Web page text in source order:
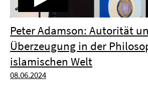
Peter Adamson: Autorität
Überzeugung in der
islamischen Welt
08.06.2024